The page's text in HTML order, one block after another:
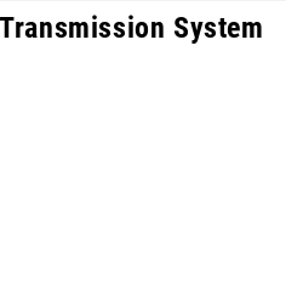
System